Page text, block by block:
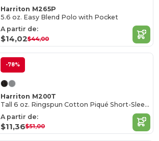
Harriton M265P
5.6 oz. Easy Blend Polo with Pocket
A partir de:
$14,02$44,00
-78%
Harriton M200T
Tall 6 oz. Ringspun Cotton Piqué Short-Sleeve Polo
A partir de:
$11,36$51,00